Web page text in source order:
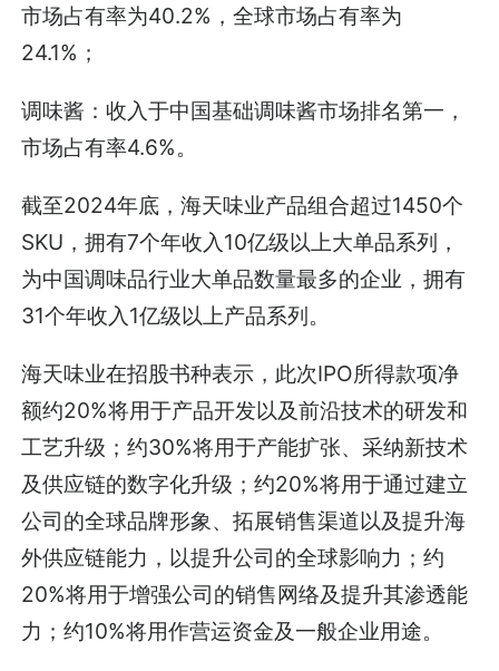
市场占有率为40.2%，全球市场占有率为
24.1%；
调味酱：收入于中国基础调味酱市场排名第一，
市场占有率4.6%。
截至2024年底，海天味业产品组合超过1450个
SKU，拥有7个年收入10亿级以上大单品系列，
为中国调味品行业大单品数量最多的企业，拥有
31个年收入1亿级以上产品系列。
海天味业在招股书种表示，此次IPO所得款项净
额约20%将用于产品开发以及前沿技术的研发和
工艺升级；约30%将用于产能扩张、采纳新技术
及供应链的数字化升级；约20%将用于通过建立
公司的全球品牌形象、拓展销售渠道以及提升海
外供应链能力，以提升公司的全球影响力；约
20%将用于增强公司的销售网络及提升其渗透能
力；约10%将用作营运资金及一般企业用途。